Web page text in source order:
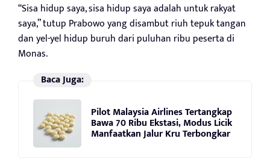
“Sisa hidup saya, sisa hidup saya adalah untuk rakyat
saya,” tutup Prabowo yang disambut riuh tepuk tangan
dan yel-yel hidup buruh dari puluhan ribu peserta di
Monas.
Baca Juga:
Pilot Malaysia Airlines Tertangkap
Bawa 70 Ribu Ekstasi, Modus Licik
Manfaatkan Jalur Kru Terbongkar